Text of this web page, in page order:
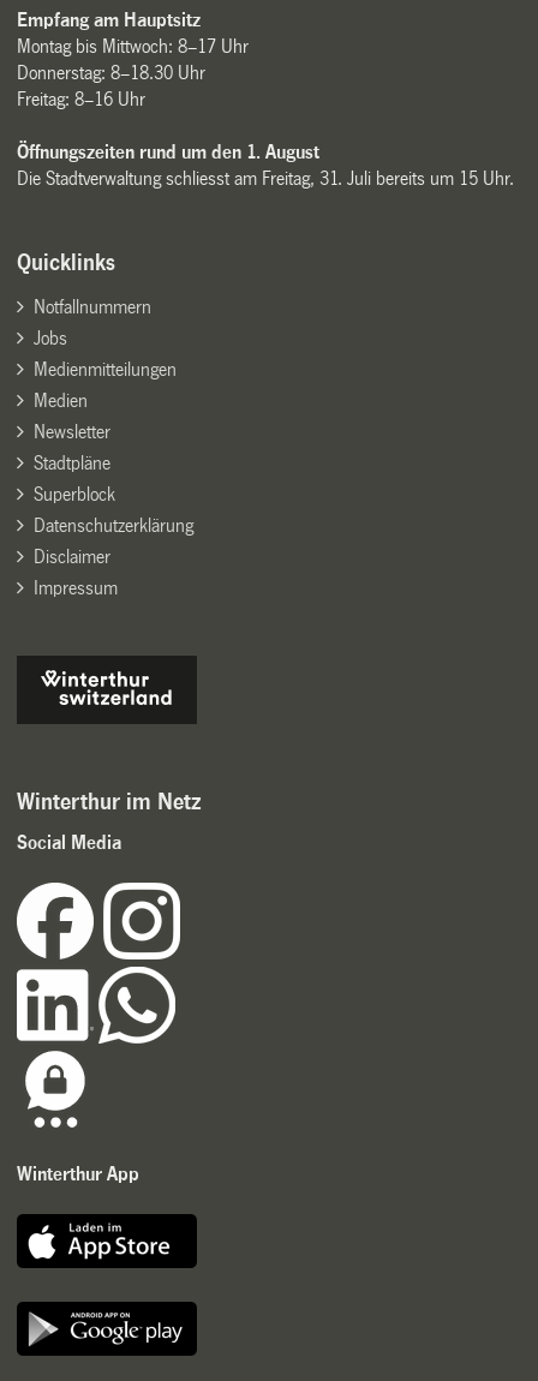
Empfang am Hauptsitz
Montag bis Mittwoch: 8–17 Uhr
Donnerstag: 8–18.30 Uhr
Freitag: 8–16 Uhr
Öffnungszeiten rund um den 1. August
Die Stadtverwaltung schliesst am Freitag, 31. Juli bereits um 15 Uhr.
Quicklinks
Notfallnummern
Jobs
Medienmitteilungen
Medien
Newsletter
Stadtpläne
Superblock
Datenschutzerklärung
Disclaimer
Impressum
Winterthur im Netz
Social Media
Winterthur App